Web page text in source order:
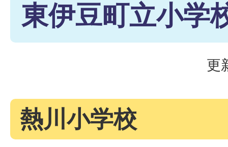
東伊豆町立小学
更
熱川小学校